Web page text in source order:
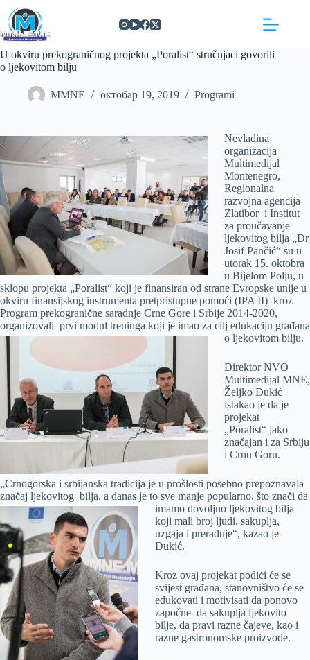
Skip
content
U okviru prekograničnog projekta „Poralist“ stručnjaci govorili
o ljekovitom bilju
MMNE октобар 19, 2019 Programi
Nevladina
organizacija
Multimedijal
Montenegro,
Regionalna
razvojna agencija
Zlatibor i Institut
za proučavanje
ljekovitog bilja „Dr
Josif Pančić“ su u
utorak 15. oktobra
u Bijelom Polju, u
sklopu projekta „Poralist“ koji je finansiran od strane Evropske unije u
okviru finansijskog instrumenta pretpristupne pomoći (IPA II) kroz
Program prekogranične saradnje Crne Gore i Srbije 2014-2020,
organizovali prvi modul treninga koji je imao za cilj edukaciju građana
o ljekovitom bilju.
Direktor NVO
Multimedijal MNE,
Željko Đukić
istakao je da je
projekat
„Poralist“ jako
značajan i za Srbiju
i Crnu Goru.
„Crnogorska i srbijanska tradicija je u prošlosti posebno prepoznavala
značaj ljekovitog bilja, a danas je to sve manje popularno, što znači da
imamo dovoljno ljekovitog bilja
koji mali broj ljudi, sakuplja,
uzgaja i prerađuje“, kazao je
Đukić.
Kroz ovaj projekat podići će se
svijest građana, stanovništvo će se
edukovati i motivisati da ponovo
započne da sakuplja ljekovito
bilje, da pravi razne čajeve, kao i
razne gastronomske proizvode.